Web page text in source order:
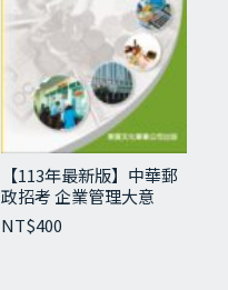
【113年最新版】中華郵
政招考 企業管理大意
NT$400